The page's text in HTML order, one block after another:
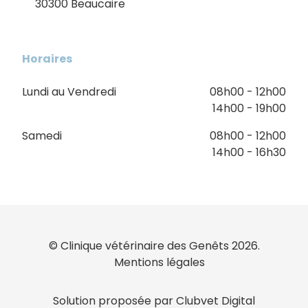
30300 Beaucaire
Horaires
Lundi au Vendredi
08h00 - 12h00
14h00 - 19h00
Samedi
08h00 - 12h00
14h00 - 16h30
© Clinique vétérinaire des Genêts 2026.
Mentions légales
Solution proposée par Clubvet Digital